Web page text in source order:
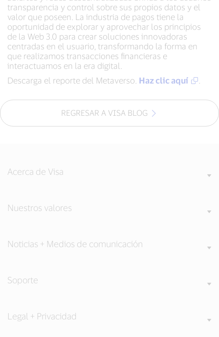
transparencia y control sobre sus propios datos y el
valor que poseen. La industria de pagos tiene la
oportunidad de explorar y aprovechar los principios
de la Web 3.0 para crear soluciones innovadoras
centradas en el usuario, transformando la forma en
que realizamos transacciones financieras e
interactuamos en la era digital.
Descarga el reporte del Metaverso. Haz clic aquí
REGRESAR A VISA BLOG
Acerca de Visa
Nuestros valores
Noticias + Medios de comunicación
Soporte
Legal + Privacidad